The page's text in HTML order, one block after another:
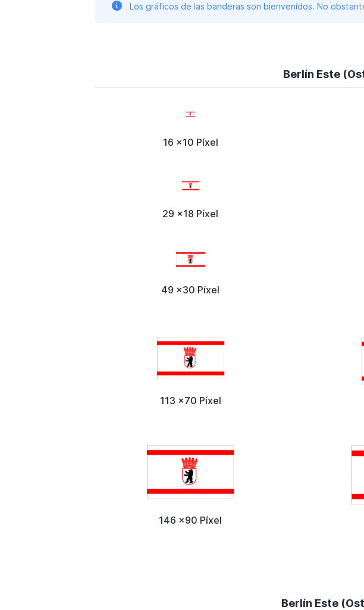
Los gráficos de las banderas son bienvenidos. No
Berlín Este
16 x10 Píxel
29 x18 Píxel
49 x30 Píxel
113 x70 Píxel
146 x90 Píxel
Berlín Este